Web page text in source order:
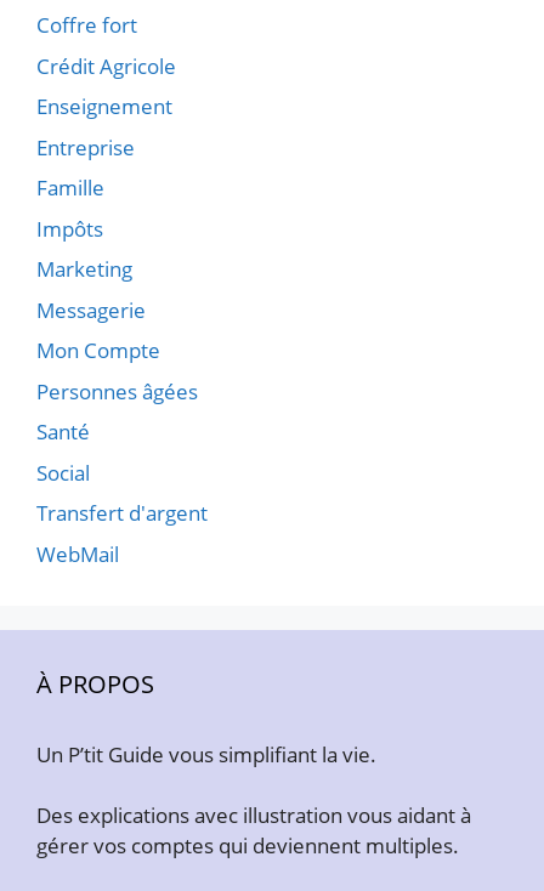
Coffre fort
Crédit Agricole
Enseignement
Entreprise
Famille
Impôts
Marketing
Messagerie
Mon Compte
Personnes âgées
Santé
Social
Transfert d'argent
WebMail
À PROPOS
Un P’tit Guide vous simplifiant la vie.
Des explications avec illustration vous aidant à
gérer vos comptes qui deviennent multiples.